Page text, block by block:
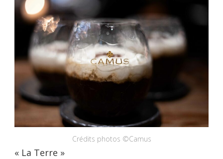
Crédits photos ©Camus
« La Terre »